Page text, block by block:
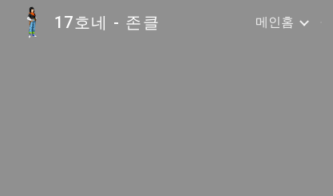
17호네 - 존클 메인홈